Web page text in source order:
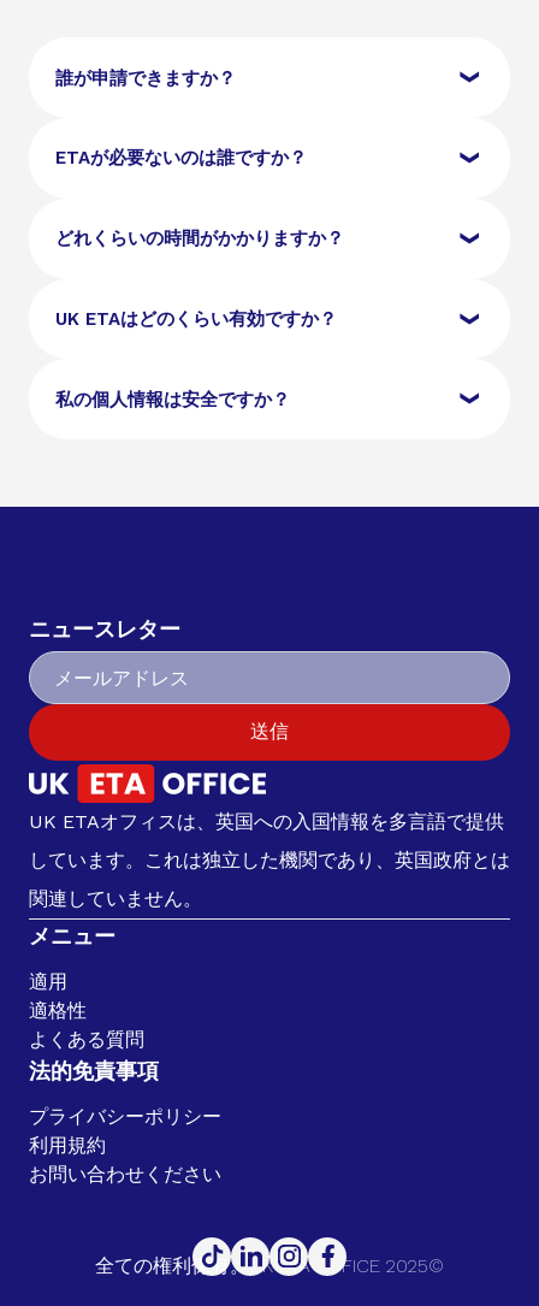
誰が申請できますか？
観光、ビジネス、学業（最大6ヶ月）またはトランジ
なバイオメトリックパスポート、デジタルパスポート
ETAが必要ないのは誰ですか？
イギリスとアイルランドの市民は、イギリスに入国す
の移民ステータスを持つ旅行者は、ETAを申請する必
どれくらいの時間がかかりますか？
ほとんどのUK ETA申請は1〜3営業日で処理されま
することをお勧めします。
UK ETAはどのくらい有効ですか？
UK ETAは、承認日から2年間有効です。パスポートの
私の個人情報は安全ですか？
ニュースレター
送信
UK ETAオフィスは、英国への入国情報を多言語で提供
しています。これは独立した機関であり、英国政府とは
関連していません。
メニュー
適用
適格性
よくある質問
法的免責事項
プライバシーポリシー
利用規約
お問い合わせください
全ての権利保有。UK ETA OFFICE 2025©